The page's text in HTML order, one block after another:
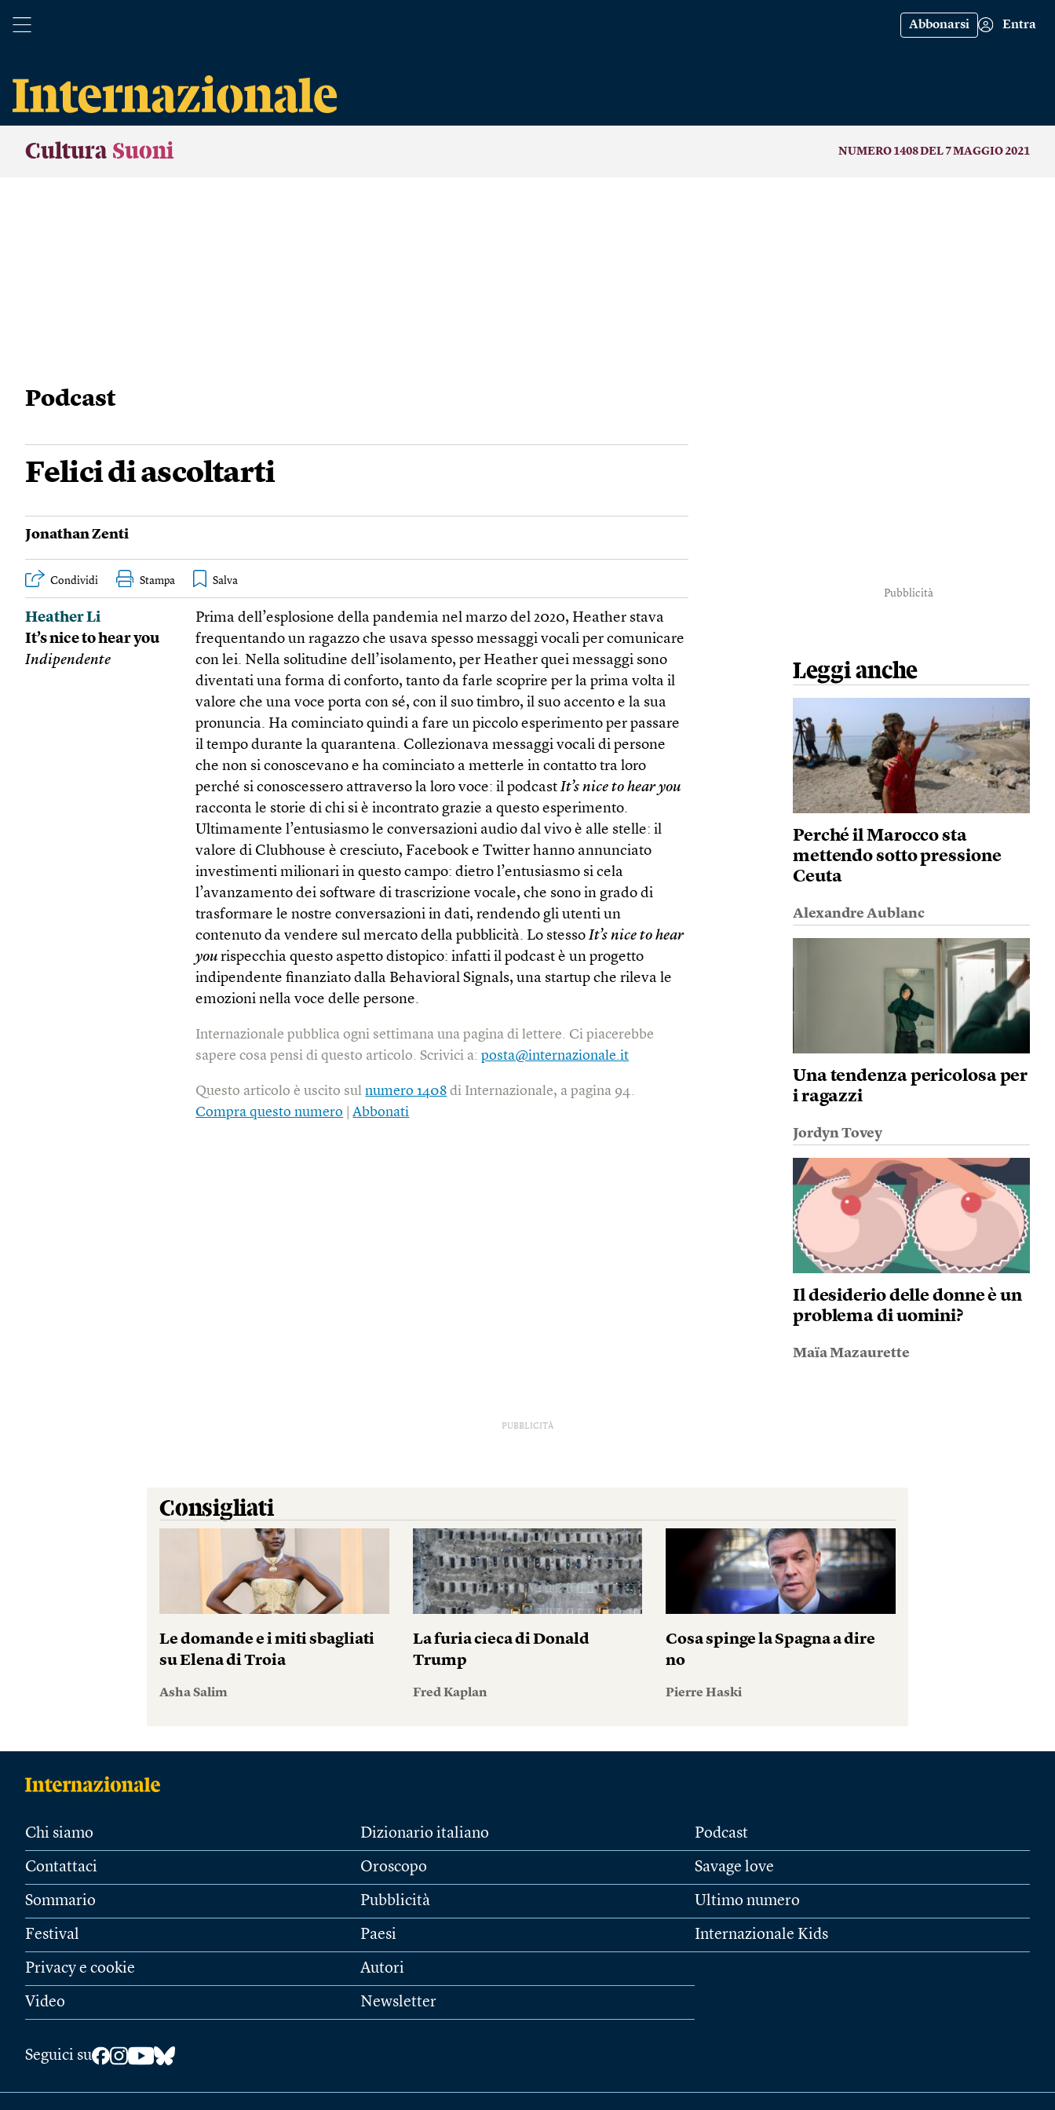
Abbonarsi Entra
Cultura Suoni NUMERO 1408 DEL 7 MAGGIO 2021
podcast
Felici di ascoltarti
Jonathan Zenti
Condividi Stampa
Heather Li
It’s nice to hear you
Indipendente
Prima dell’esplosione della pandemia nel marzo del 2020, Heather stava
frequentando un ragazzo che usava spesso messaggi vocali per comunicare
con lei. Nella solitudine dell’isolamento, per Heather quei messaggi sono
diventati una forma di conforto, tanto da farle scoprire per la prima volta il
valore che una voce porta con sé, con il suo timbro, il suo accento e la sua
pronuncia. Ha cominciato quindi a fare un piccolo esperimento per passare
il tempo durante la quarantena. Collezionava messaggi vocali di persone
che non si conoscevano e ha cominciato a metterle in contatto tra loro
perché si conoscessero attraverso la loro voce: il pod­castIt’s nice to hear you
racconta le storie di chi si è incontrato grazie a questo esperimento.
Ultimamente l’entusiasmo le conversazioni audio dal vivo è alle stelle: il
valore di Clubhouse è cresciuto, Facebook e Twitter hanno annunciato
investimenti milionari in questo campo: dietro l’entusiasmo si cela
l’avanzamento dei software di trascrizione vocale, che sono in grado di
trasformare le nostre conversazioni in dati, rendendo gli utenti un
contenuto da vendere sul mercato della pubblicità. Lo stessoIt’s nice to hear
you rispecchia questo aspetto distopico: infatti il podcast è un progetto
indipendente finanziato dalla Behavioral Signals, una startup che rileva le
emozioni nella voce delle persone.
Internazionale pubblica ogni settimana una pagina di lettere. Ci piacerebbe
sapere cosa pensi di questo articolo. Scrivici a:posta@internazionale.it
Questo articolo è uscito sulnumero 1408 di Internazionale, a pagina 94.
Compra questo numero |Abbonati
Pubblicità
Leggi anche
Perché il Marocco sta
mettendo sotto pressione
Ceuta
Alexandre Aublanc
Una tendenza pericolosa per
i ragazzi
Jordyn Tovey
Il desiderio delle donne è un
problema di uomini?
Maïa Mazaurette
PUBBLICITÀ
Consigliati
Le domande e i miti sbagliati
su Elena di Troia
Asha Salim
La furia cieca di Donald
Trump
Fred Kaplan
Cosa spinge la Spagna a dire
no
Pierre Haski
Chi siamo
Contattaci
Sommario
Festival
Privacy e cookie
Video
Dizionario italiano
Oroscopo
Pubblicità
Paesi
Autori
Newsletter
Podcast
Savage love
Ultimo numero
Internazionale Kids
Seguici su